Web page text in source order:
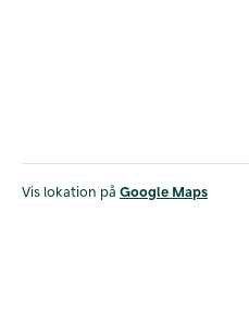
Vis lokation på Google Maps